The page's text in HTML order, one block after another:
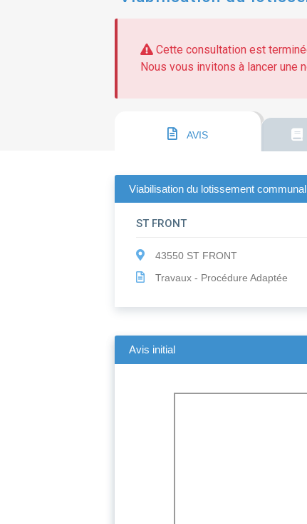
Cette consultation est
Nous vous invitons à lancer une
AVIS
Viabilisation du lotissement
ST FRONT
43550 ST FRONT
Travaux - Procédure Adaptée
Avis initial